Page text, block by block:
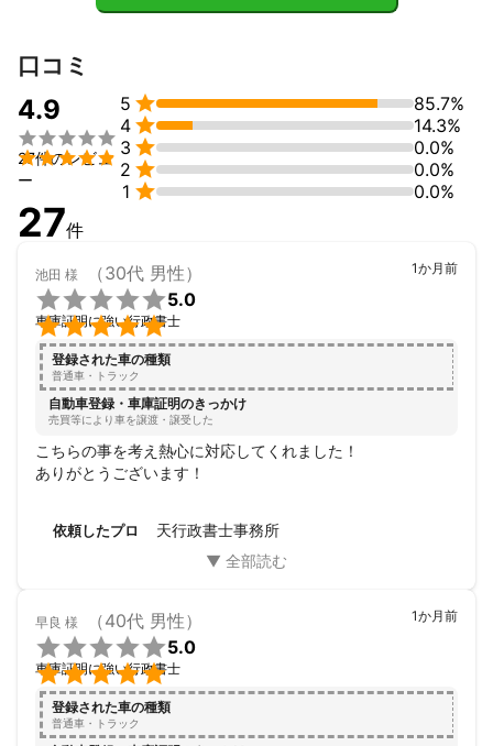
事故が0になればいい
です。
楽しくドライブライフを過ごすにはこれに尽きます。
携帯をカバンにしまって運転しましょう(^^)/
まずはお気軽にご相談ください。精一杯お手伝いさせていただき
新年度もよろしくお願いいたしますm(__)m
これまでの実績
遺言、相続、建設業許可、更新、決算変更届、産廃収集許可、車
庫証明、名義変更、など
アピールポイント
自動車の名義変更と車庫証明を得意としています🚘
当事務所の3つの強み
1、素早く行動・・・ご依頼いただいた瞬間から動きだします。
2、土日も対応・・・平日動けない、土日に対応してほしい方には
3、女性スタッフ・・女性の方でも安心してご依頼できるよう保育
士の資格をもつスタッフが対応いたします。
皆様にとって楽しいドライブライフを応援いたします。
口コミ
4.9


27件のレビュ
ー
5 
85.7%
4 
14.3%
3 
0.0%
2 
0.0%
1  0.0%
27件
池田 様 （30代 男性）


5.0
車庫証明に強い行政書士
1か月前
登録された車の種類
普通車・トラック
自動車登録・車庫証明のきっかけ
売買等により車を譲渡・譲受した
こちらの事を考え熱心に対応してくれました！
ありがとうございます！
依頼したプロ 天行政書士事務所
早良 様 （40代 男性）


5.0
車庫証明に強い行政書士
1か月前
登録された車の種類
普通車・トラック